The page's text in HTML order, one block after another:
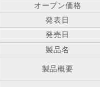
オープン価格
発表日
発売日
製品名
製品概要